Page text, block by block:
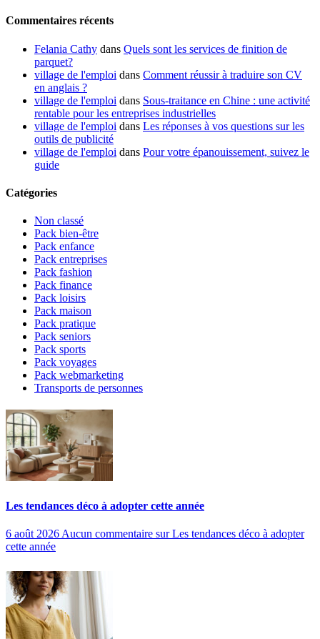
Commentaires récents
Felania Cathy dans Quels sont les services de finition de
parquet?
village de l'emploi dans Comment réussir à traduire son CV
en anglais ?
village de l'emploi dans Sous-traitance en Chine : une activité
rentable pour les entreprises industrielles
village de l'emploi dans Les réponses à vos questions sur les
outils de publicité
village de l'emploi dans Pour votre épanouissement, suivez le
guide
Catégories
Non classé
Pack bien-être
Pack enfance
Pack entreprises
Pack fashion
Pack finance
Pack loisirs
Pack maison
Pack pratique
Pack seniors
Pack sports
Pack voyages
Pack webmarketing
Transports de personnes
Les tendances déco à adopter cette année
6 août 2026 Aucun commentaire sur Les tendances déco à adopter
cette année